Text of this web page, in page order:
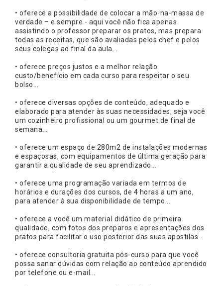
• oferece a possibilidade de colocar a mão-na-massa de
verdade – e sempre - aqui você não fica apenas
assistindo o professor preparar os pratos, mas prepara
todas as receitas, que são avaliadas pelos chef e pelos
seus colegas ao final da aula...
• oferece preços justos e a melhor relação
custo/benefício em cada curso para respeitar o seu
bolso...
• oferece diversas opções de conteúdo, adequado e
elaborado para atender às suas necessidades, seja você
um cozinheiro profissional ou um gourmet de final de
semana...
• oferece um espaço de 280m2 de instalações modernas
e espaçosas, com equipamentos de última geração para
garantir a qualidade de seu aprendizado...
• oferece uma programação variada em termos de
horários e durações dos cursos, de 4 horas a um ano,
para atender à sua disponibilidade de tempo...
• oferece a você um material didático de primeira
qualidade, com fotos dos preparos e apresentações dos
pratos para facilitar o uso posterior das suas apostilas...
• oferece consultoria gratuita pós-curso para que você
possa sanar dúvidas com relação ao conteúdo aprendido
por telefone ou e-mail...